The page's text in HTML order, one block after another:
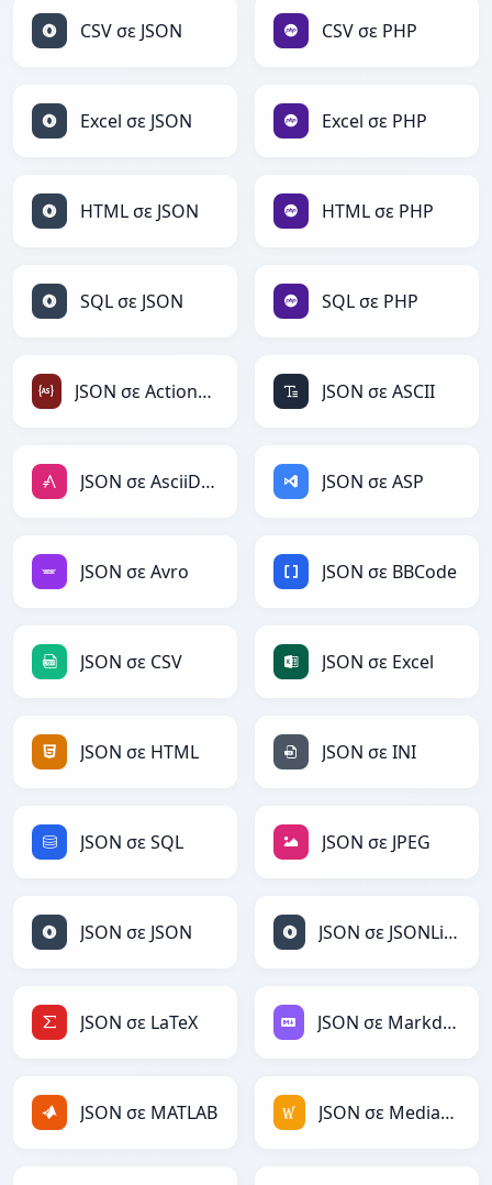
CSV σε JSON CSV σε PHP
Excel σε JSON Excel σε PHP
HTML σε JSON HTML σε PHP
SQL σε JSON SQL σε PHP
JSON σε ActionScript JSON σε ASCII
JSON σε AsciiDoc JSON σε ASP
JSON σε Avro JSON σε BBCode
JSON σε CSV JSON σε Excel
JSON σε HTML JSON σε INI
JSON σε SQL JSON σε JPEG
JSON σε JSON JSON σε JSONLines
JSON σε LaTeX JSON σε Markdown
JSON σε MATLAB JSON σε MediaWiki